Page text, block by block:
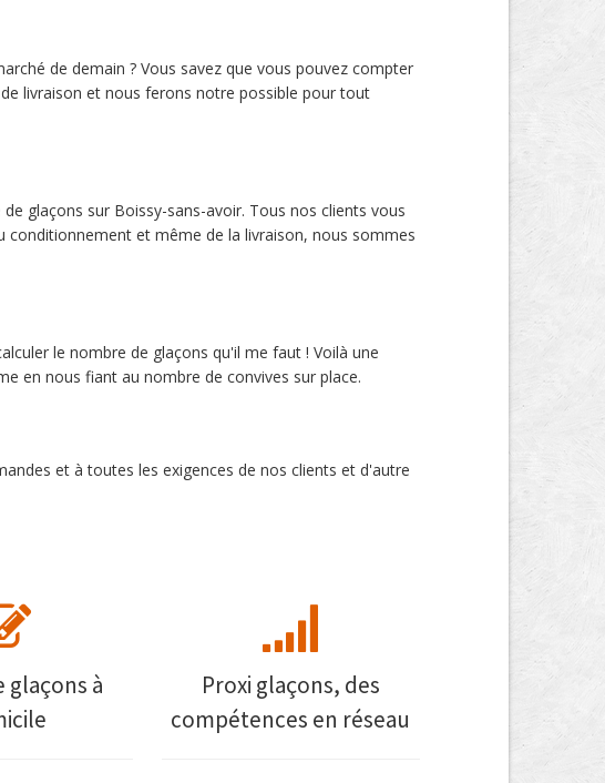
de demain ? Vous savez que vous pouvez compter
livraison et nous ferons notre possible pour tout
glaçons sur Boissy-sans-avoir. Tous nos clients vous
et même de la livraison, nous sommes
le nombre de glaçons qu'il me faut ! Voilà une
en nous fiant au nombre de convives sur place.
et à toutes les exigences de nos clients et d'autre
glaçons à
Proxi glaçons, des
compétences en réseau